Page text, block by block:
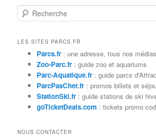
e
hLES SITES PARCS.FR
Parcs.fr: une adresse, tous nos
Zoo-Parc.fr: guide zoo et aquariums
Parc-Aquatique.fr: guide parcs
ParcPasCher.fr: promos billets et
StationSki.fr: guide stations de ski
goTicketDeals.com : tickets promo
NOUS CONTACTER